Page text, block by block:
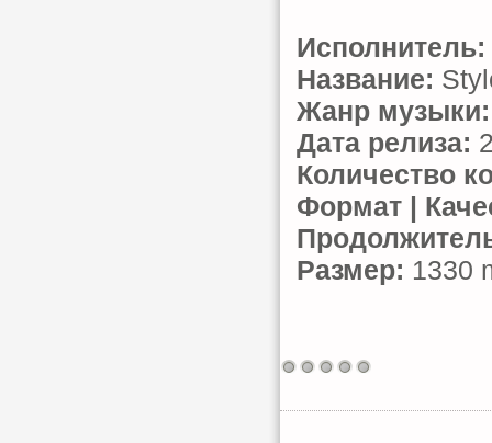
Исполнитель:
Название:
Жанр музыки:
Дата релиза:
Количество
Формат |
Размер: 1330